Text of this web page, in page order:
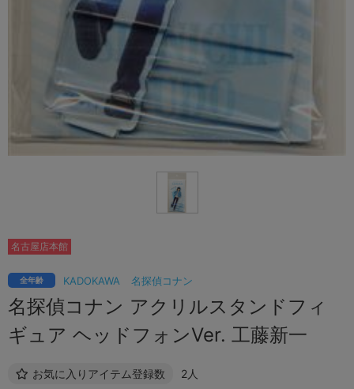
KADOKAWA 名探偵コナン
全年齢
名探偵コナン アクリルスタンドフィ
ギュア ヘッドフォンVer. 工藤新一
お気に入りアイテム登録数 2人
名古屋店本館